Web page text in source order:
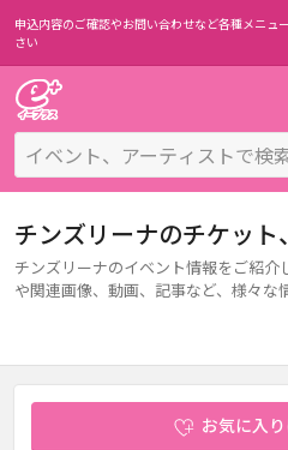
申込内容のご確認やお問い合わせなど各種メニュー
さい
チンズリーナのチケッ
チンズリーナのイベント情報をご紹
や関連画像、動画、記事など、様々な
お気に入